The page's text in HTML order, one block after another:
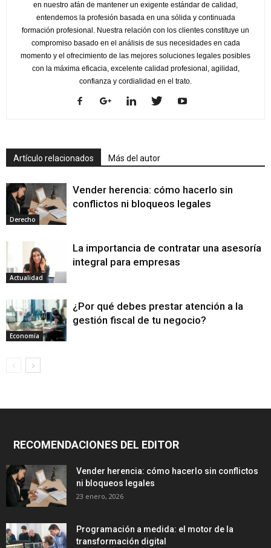
en nuestro afán de mantener un exigente estándar de calidad,
entendemos la profesión basada en una sólida y continuada
formación profesional. Nuestra relación con los clientes constituye un
compromiso basado en el análisis de sus necesidades en cada
momento y el ofrecimiento de las mejores soluciones legales posibles
con la máxima eficacia, excelente calidad profesional, agilidad,
confianza y cordialidad en el trato.
Artículo relacionados Más del autor
Derecho
Vender herencia: cómo hacerlo sin
conflictos ni bloqueos legales
Actualidad
La importancia de contratar una asesoría
integral para empresas
Economía
¿Por qué debes prestar atención a la
gestión fiscal de tu negocio?
RECOMENDACIONES DEL EDITOR
Vender herencia: cómo hacerlo sin conflictos
ni bloqueos legales
23 enero, 2026
Programación a medida: el motor de la
transformación digital